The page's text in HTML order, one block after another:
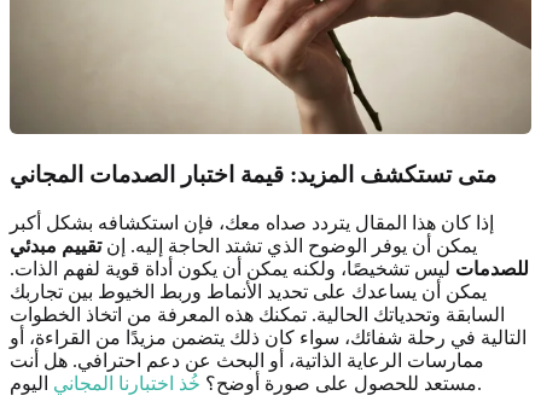
متى تستكشف المزيد: قيمة اختبار الصدمات المجاني
إذا كان هذا المقال يتردد صداه معك، فإن استكشافه بشكل أكبر
يمكن أن يوفر الوضوح الذي تشتد الحاجة إليه. إنتقييم مبدئي
للصدمات ليس تشخيصًا، ولكنه يمكن أن يكون أداة قوية لفهم الذات.
يمكن أن يساعدك على تحديد الأنماط وربط الخيوط بين تجاربك
السابقة وتحدياتك الحالية. تمكنك هذه المعرفة من اتخاذ الخطوات
التالية في رحلة شفائك، سواء كان ذلك يتضمن مزيدًا من القراءة، أو
ممارسات الرعاية الذاتية، أو البحث عن دعم احترافي. هل أنت
مستعد للحصول على صورة أوضح؟ خُذ اختبارنا المجاني اليوم.